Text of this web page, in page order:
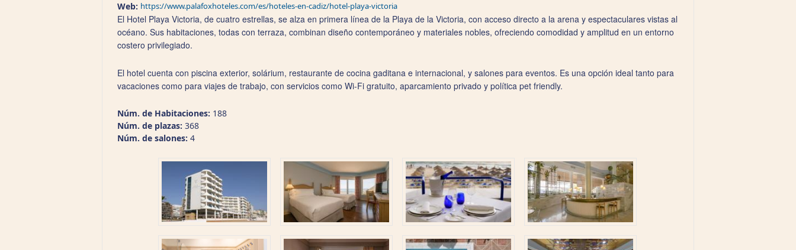
Web: https://www.palafoxhoteles.com/es/hoteles-en-cadiz/hotel-playa-victoria
El Hotel Playa Victoria, de cuatro estrellas, se alza en primera línea de la Playa de la Victoria, con acceso directo a la arena y espectaculares vistas al
océano. Sus habitaciones, todas con terraza, combinan diseño contemporáneo y materiales nobles, ofreciendo comodidad y amplitud en un entorno
costero privilegiado.
El hotel cuenta con piscina exterior, solárium, restaurante de cocina gaditana e internacional, y salones para eventos. Es una opción ideal tanto para
vacaciones como para viajes de trabajo, con servicios como Wi-Fi gratuito, aparcamiento privado y política pet friendly.
Núm. de Habitaciones: 188
Núm. de plazas: 368
Núm. de salones: 4